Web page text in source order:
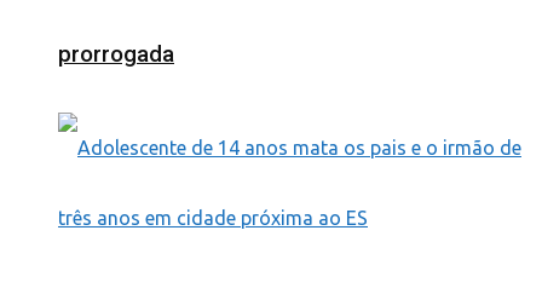
prorrogada